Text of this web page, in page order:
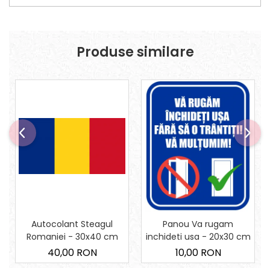
Produse similare
Autocolant Steagul
Romaniei - 30x40 cm
40,00 RON
Panou Va rugam
inchideti usa - 20x30 cm
10,00 RON